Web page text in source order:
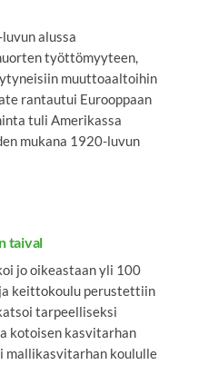
alussa
työttömyyteen,
muuttoaaltoihin
rantautui Eurooppaan
tuli Amerikassa
mukana 1920-luvun
taival
jo oikeastaan yli 100
keittokoulu perustettiin
tarpeelliseksi
kotoisen kasvitarhan
mallikasvitarhan koululle